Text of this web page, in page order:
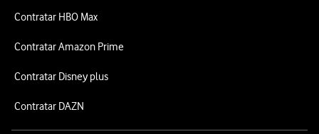
Contratar HBO Max
Contratar Amazon Prime
Contratar Disney plus
Contratar DAZN